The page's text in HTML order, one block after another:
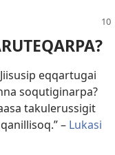
eq­qar­tugai
soqutiginar­pa?
takulerus­sigit
– Lukasi